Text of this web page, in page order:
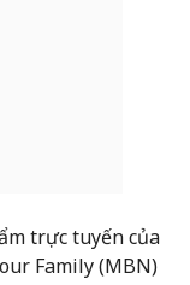
trực tuyến của
Family (MBN)